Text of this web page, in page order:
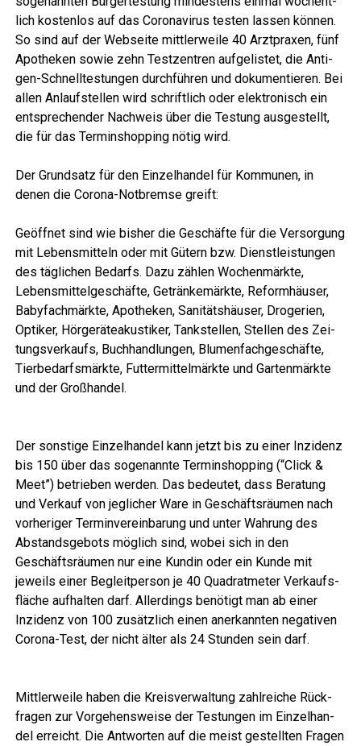
lich kos­ten­los auf das Coro­na­vi­rus tes­ten las­sen kön­nen.
So sind auf der Web­sei­te mitt­ler­wei­le 40 Arzt­pra­xen, fünf
Apo­the­ken sowie zehn Test­zen­tren auf­ge­lis­tet, die Anti­
gen-Schnell­tes­tun­gen durch­füh­ren und doku­men­tie­ren. Bei
allen Anlauf­stel­len wird schrift­lich oder elek­tro­nisch ein
ent­spre­chen­der Nach­weis über die Tes­tung aus­ge­stellt,
die für das Ter­min­shop­ping nötig wird.
Der Grund­satz für den Ein­zel­han­del für Kom­mu­nen, in
denen die Coro­na-Not­brem­se greift:
Geöff­net sind wie bis­her die Geschäf­te für die Ver­sor­gung
mit Lebens­mit­teln oder mit Gütern bzw. Dienst­leis­tun­gen
des täg­li­chen Bedarfs. Dazu zäh­len Wochen­märk­te,
Lebens­mit­tel­ge­schäf­te, Geträn­ke­märk­te, Reform­häu­ser,
Baby­fach­märk­te, Apo­the­ken, Sani­täts­häu­ser, Dro­ge­rien,
Opti­ker, Hör­ge­rä­te­akus­ti­ker, Tank­stel­len, Stel­len des Zei­
tungs­ver­kaufs, Buch­hand­lun­gen, Blu­men­fach­ge­schäf­te,
Tier­be­darfs­märk­te, Fut­ter­mit­tel­märk­te und Gar­ten­märk­te
und der Großhandel.
Der sons­ti­ge Ein­zel­han­del kann jetzt bis zu einer Inzi­denz
bis 150 über das soge­nann­te Ter­min­shop­ping (“Click &
Meet”) betrie­ben wer­den. Das bedeu­tet, dass Bera­tung
und Ver­kauf von jeg­li­cher Ware in Geschäfts­räu­men nach
vor­he­ri­ger Ter­min­ver­ein­ba­rung und unter Wah­rung des
Abstands­ge­bots mög­lich sind, wobei sich in den
Geschäfts­räu­men nur eine Kun­din oder ein Kun­de mit
jeweils einer Begleit­per­son je 40 Qua­drat­me­ter Ver­kaufs­
flä­che auf­hal­ten darf. Aller­dings benö­tigt man ab einer
Inzi­denz von 100 zusätz­lich einen aner­kann­ten nega­ti­ven
Coro­na-Test, der nicht älter als 24 Stun­den sein darf.
Mitt­ler­wei­le haben die Kreis­ver­wal­tung zahl­rei­che Rück­
fra­gen zur Vor­ge­hens­wei­se der Tes­tun­gen im Ein­zel­han­
del erreicht. Die Ant­wor­ten auf die meist gestell­ten Fra­gen